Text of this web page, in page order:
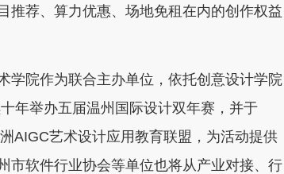
推荐、算力优惠、场地免租在内的创作权益
院作为联合主办单位，依托创意设计学院
年举办五届温州国际设计双年赛，并于
AIGC艺术设计应用教育联盟，为活动提供
市软件行业协会等单位也将从产业对接、行